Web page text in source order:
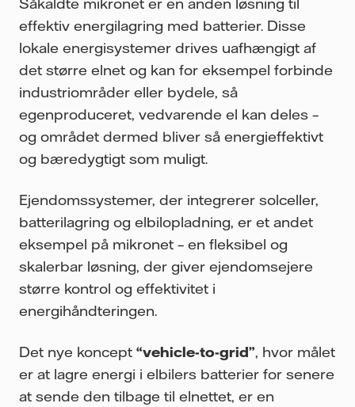
effektiv energilagring med batterier. Disse
lokale energisystemer drives uafhængigt af
det større elnet og kan for eksempel forbinde
industriområder eller bydele, så
egenproduceret, vedvarende el kan deles –
og området dermed bliver så energieffektivt
og bæredygtigt som muligt.
Ejendomssystemer, der integrerer solceller,
batterilagring og elbilopladning, er et andet
eksempel på mikronet – en fleksibel og
skalerbar løsning, der giver ejendomsejere
større kontrol og effektivitet i
energihåndteringen.
Det nye koncept “vehicle-to-grid”, hvor målet
er at lagre energi i elbilers batterier for senere
at sende den tilbage til elnettet, er en